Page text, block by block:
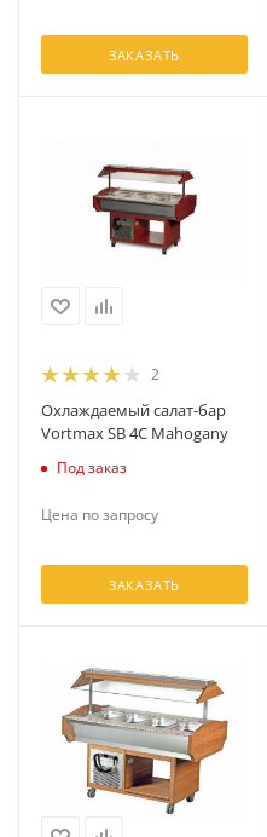
ЗАКАЗАТЬ
2
Охлаждаемый салат-бар
Vortmax SB 4C Mahogany
Под заказ
Цена по запросу
ЗАКАЗАТЬ